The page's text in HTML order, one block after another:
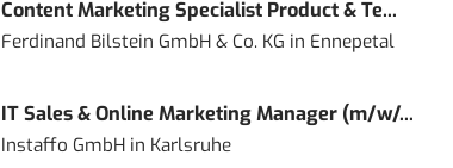
Content Marketing Specialist Product & Te...
Ferdinand Bilstein GmbH & Co. KG in Ennepetal
IT Sales & Online Marketing Manager (m/w/...
Instaffo GmbHin Karlsruhe